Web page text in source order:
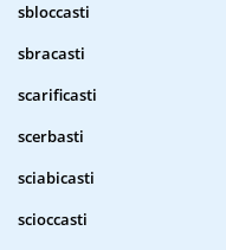
sbloccasti
sbracasti
scarificasti
scerbasti
sciabicasti
scioccasti